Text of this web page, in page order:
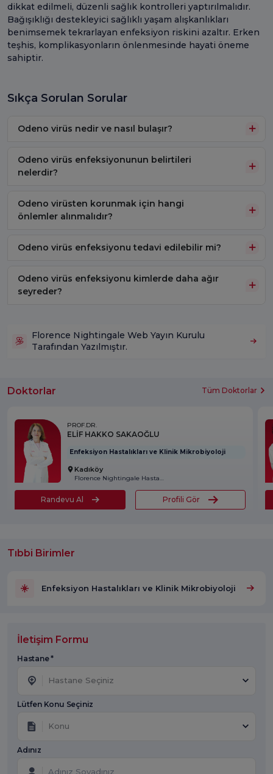
dikkat edilmeli, düzenli sağlık kontrolleri yaptırılmalıdır.
Bağışıklığı destekleyici sağlıklı yaşam alışkanlıkları
benimsemek tekrarlayan enfeksiyon riskini azaltır. Erken
teşhis, komplikasyonların önlenmesinde hayati öneme
sahiptir.
Sıkça Sorulan Sorular
Odeno virüs nedir ve nasıl bulaşır?
Odeno virüs enfeksiyonunun belirtileri
nelerdir?
Odeno virüsten korunmak için hangi
önlemler alınmalıdır?
Odeno virüs enfeksiyonu tedavi edilebilir mi?
Odeno virüs enfeksiyonu kimlerde daha ağır
seyreder?
Florence Nightingale Web Yayın Kurulu
Tarafından Yazılmıştır.
Doktorlar Tüm Doktorlar
PROF.DR.
ELİF HAKKO SAKAOĞLU
Enfeksiyon Hastalıkları ve Klinik Mikrobiyoloji
Kadıköy
Florence Nightingale Hastanesi
Randevu Al Profili Gör
Tıbbi Birimler
Enfeksiyon Hastalıkları ve Klinik Mikrobiyoloji
İletişim Formu
Hastane *
Hastane Seçiniz
Lütfen Konu Seçiniz
Konu
Adınız